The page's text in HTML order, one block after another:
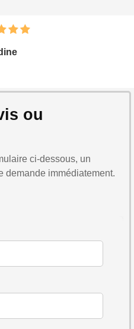
ou
ci-dessous, un
demande immédiatement.